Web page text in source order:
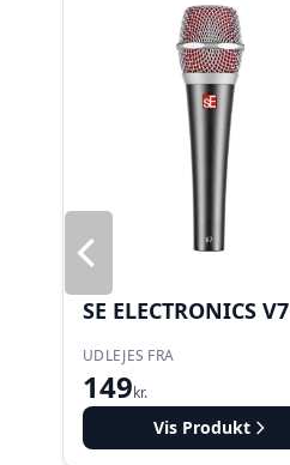
SE ELECTRONICS V7
UDLEJES FRA
149kr.
Vis Produkt